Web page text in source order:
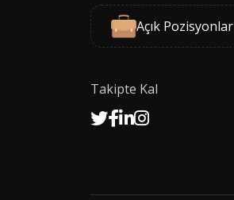
Açık Pozisyonlar
Takipte Kal